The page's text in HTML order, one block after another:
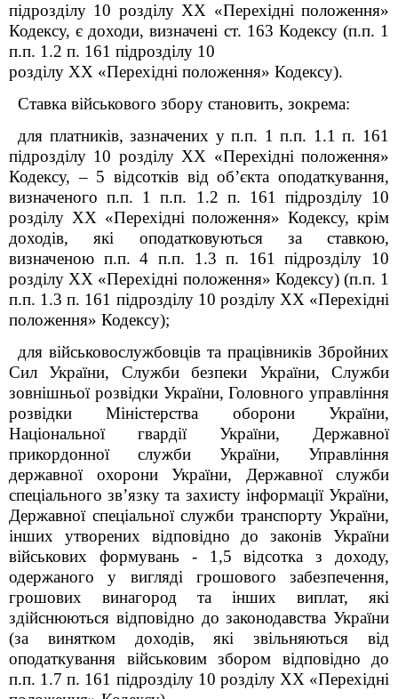
підрозділу 10 розділу XX «Перехідні положення»
Кодексу, є доходи, визначені ст. 163 Кодексу (п.п. 1
п.п. 1.2 п. 161 підрозділу 10
розділу XX «Перехідні положення» Кодексу).
Ставка військового збору становить, зокрема:
для платників, зазначених у п.п. 1 п.п. 1.1п. 161
підрозділу 10 розділу XX «Перехідні положення»
Кодексу,–5 відсотків від об’єкта оподаткування,
визначеного п.п. 1 п.п. 1.2 п. 161
підрозділу 10
розділу XX «Перехідні положення»Кодексу,крім
доходів, які оподатковуються за ставкою,
визначеною п.п. 4 п.п. 1.3 п. 161
підрозділу 10
розділу XX «Перехідні положення» Кодексу) (п.п. 1
п.п. 1.3 п. 161 підрозділу 10 розділу XX «Перехідні
положення» Кодексу);
для військовослужбовців та працівників Збройних
Сил України, Служби безпеки України, Служби
зовнішньої розвідки України, Головного управління
розвідки Міністерства оборони України,
Національної гвардії України, Державної
прикордонної служби України, Управління
державної охорони України, Державної служби
спеціального зв’язку та захисту інформації України,
Державної спеціальної служби транспорту України,
інших утворених відповідно до законів України
військових формувань - 1,5 відсотка з доходу,
одержаного у вигляді грошового забезпечення,
грошових винагород та інших виплат, які
здійснюються відповідно до законодавства України
(за винятком доходів, які звільняються від
оподаткування військовим збором відповідно до
п.п. 1.7 п. 161 підрозділу 10 розділу XX «Перехідні